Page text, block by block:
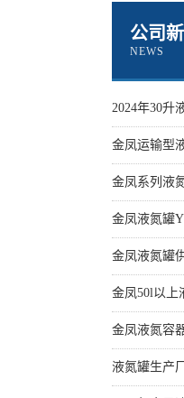
公司
NEWS
2024年30升
金凤运输型
金凤系列液
金凤50l以上
金凤液氮容
液氮罐生产